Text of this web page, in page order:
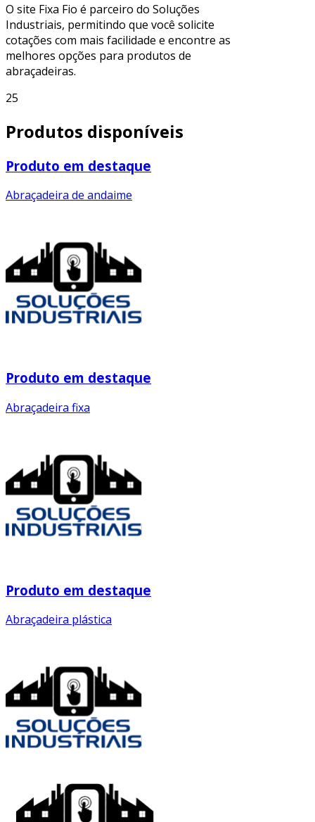
O site Fixa Fio é parceiro do Soluções
Industriais, permitindo que você solicite
cotações com mais facilidade e encontre as
melhores opções para produtos de
abraçadeiras.
25
Produtos disponíveis
Produto em destaque
Abraçadeira de andaime
Produto em destaque
Abraçadeira fixa
Produto em destaque
Abraçadeira plástica